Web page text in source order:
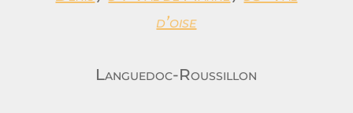
d’oise
Languedoc-Roussillon